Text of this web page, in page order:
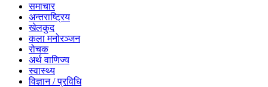
समाचार
अन्तराष्ट्रिय
खेलकुद
कला मनोरञ्जन
रोचक
अर्थ वाणिज्य
स्वास्थ्य
विज्ञान / प्रविधि